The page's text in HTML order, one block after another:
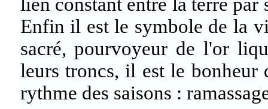
Enfin il est le symbole de la
sacré, pourvoyeur de l'or
leurs troncs, il est le
rythme des saisons :